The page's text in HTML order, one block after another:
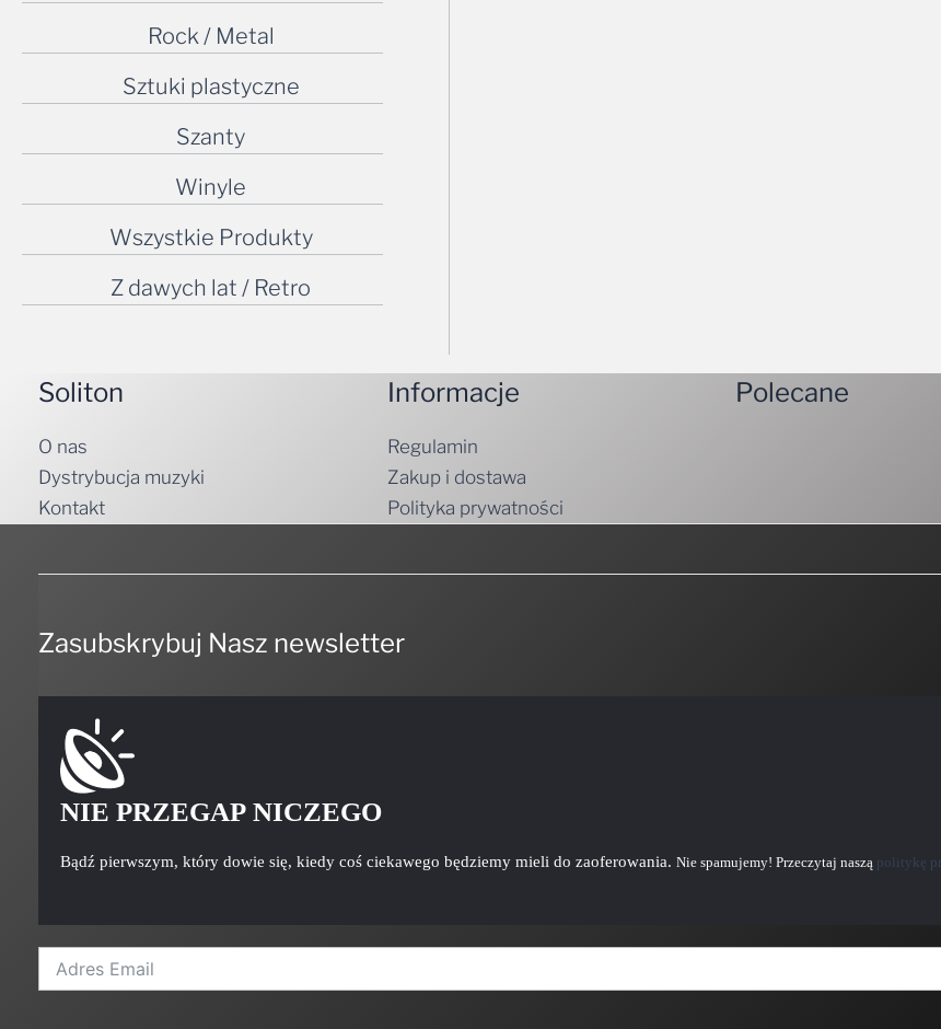
Rock / Metal
Sztuki plastyczne
Szanty
Winyle
Wszystkie Produkty
Z dawych lat / Retro
Soliton
O nas
Dystrybucja muzyki
Kontakt
Informacje
Regulamin
Zakup i dostawa
Polityka prywatności
Polecane
Zasubskrybuj Nasz newsletter
NIE PRZEGAP NICZEGO
Bądź pierwszym, który dowie się, kiedy coś ciekawego będziemy mieli do zaoferowania. Nie spamujemy! Przeczytaj naszą politykę